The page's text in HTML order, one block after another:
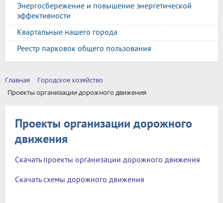
Энергосбережение и повышение энергетической
эффективности
Квартальные нашего города
Реестр парковок общего пользования
Главная
Городское хозяйство
Проекты организации дорожного движения
Проекты организации дорожного
движения
Скачать проекты организации дорожного движения
Скачать схемы дорожного движения